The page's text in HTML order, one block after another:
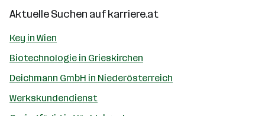
Aktuelle Suchen aufkarriere.at
Key in Wien
Biotechnologie in Grieskirchen
Deichmann GmbH in Niederösterreich
Werkskundendienst